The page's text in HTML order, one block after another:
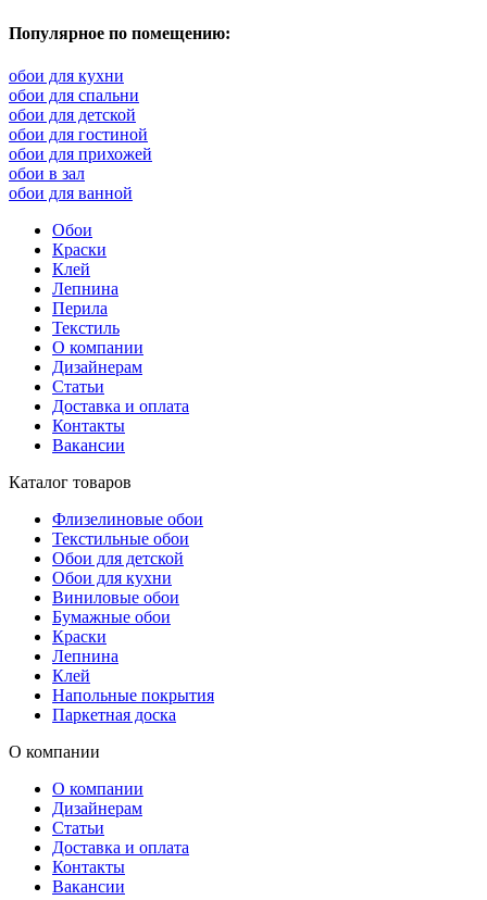
Популярное по помещению:
обои для кухни
обои для спальни
обои для детской
обои для гостиной
обои для прихожей
обои в зал
обои для ванной
Обои
Краски
Клей
Лепнина
Перила
Текстиль
О компании
Дизайнерам
Статьи
Доставка и оплата
Контакты
Вакансии
Каталог товаров
Флизелиновые обои
Текстильные обои
Обои для детской
Обои для кухни
Виниловые обои
Бумажные обои
Краски
Лепнина
Клей
Напольные покрытия
Паркетная доска
О компании
О компании
Дизайнерам
Статьи
Доставка и оплата
Контакты
Вакансии